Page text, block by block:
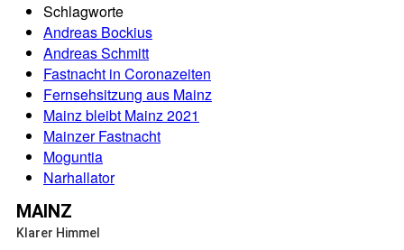
Schlagworte
Andreas Bockius
Andreas Schmitt
Fastnacht in Coronazeiten
Fernsehsitzung aus Mainz
Mainz bleibt Mainz 2021
Mainzer Fastnacht
Moguntia
Narhallator
MAINZ
Klarer Himmel